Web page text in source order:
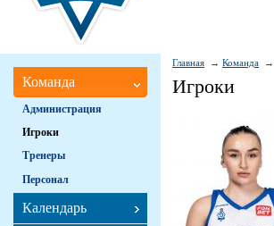
Главная Команда
Игроки
Команда
Администрация
Игроки
Тренеры
Персонал
Календарь